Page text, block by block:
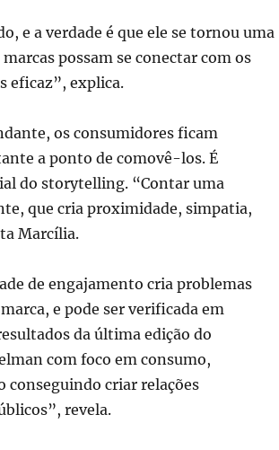
e a verdade é que ele se tornou uma
possam se conectar com os
eficaz”, explica.
os consumidores ficam
a ponto de comovê-los. É
do storytelling. “Contar uma
que cria proximidade, simpatia,
Marcília.
de engajamento cria problemas
e pode ser verificada em
da última edição do
com foco em consumo,
conseguindo criar relações
revela.